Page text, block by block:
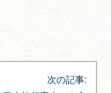
次の記事: